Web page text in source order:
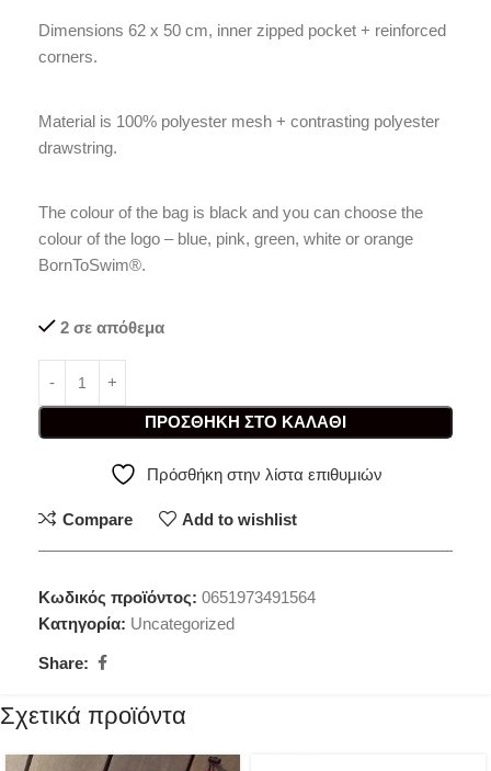
Dimensions 62 x 50 cm, inner zipped pocket + reinforced
corners.
Material is 100% polyester mesh + contrasting polyester
drawstring.
The colour of the bag is black and you can choose the
colour of the logo – blue, pink, green, white or orange
BornToSwim®.
2 σε απόθεμα
ΠΡΟΣΘΉΚΗ ΣΤΟ ΚΑΛΆΘΙ
Πρόσθήκη στην λίστα επιθυμιών
Compare Add to wishlist
Κωδικός προϊόντος: 0651973491564
Κατηγορία: Uncategorized
Share:
Σχετικά προϊόντα